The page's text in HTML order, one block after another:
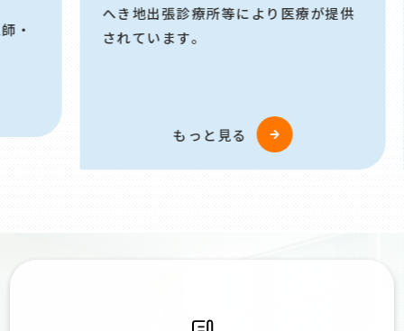
へき地出張診療所等により医療が提供
されています。
もっと見る